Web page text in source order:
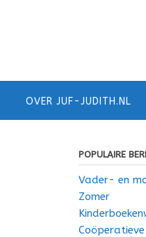
OVER JUF-JUDITH.NL
POPULAIRE
Vader- en
Zomer